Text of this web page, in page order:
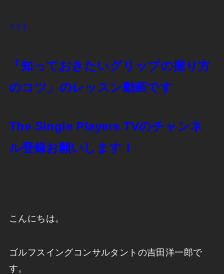
↑↑↑
「知っておきたいグリップの握り方
のコツ」のレッスン動画です
The Single Players TVのチャンネ
ル登録お願いします！
こんにちは。
ゴルフスイングコンサルタントの吉田洋一郎で
す。